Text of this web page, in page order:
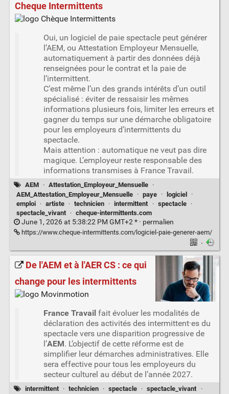
Cheque Intermittents
Oui, un logiciel de paie spectacle peut générer
l’AEM, ou Attestation Employeur Mensuelle,
automatiquement à partir des données déjà
renseignées pour le contrat et la paie de
l’intermittent.
C’est même l’un des grands intérêts d’un outil
spécialisé : éviter de ressaisir les mêmes
informations plusieurs fois, limiter les erreurs et
gagner du temps sur une démarche obligatoire
pour les employeurs d’intermittents du
spectacle.
Mais attention : automatique ne veut pas dire
magique. L’employeur reste responsable des
informations transmises à France Travail.
AEM · Attestation_Employeur_Mensuelle
·
AEM_Attestation_Employeur_Mensuelle
· paye · logiciel ·
emploi
· artiste · technicien · intermittent · spectacle
·
spectacle_vivant
· cheque-intermittents.com
June 1, 2026 at 5:38:22 PM GMT+2 * · permalien
https://www.cheque-intermittents.com/logiciel-paie-generer-aem/
·
De l'AEM et à l'AER CS : ce qui
change pour les intermittents
France Travailfait évoluer les modalités de
déclaration des activités des intermittent·es du
spectacle vers une disparition progressive de
l’AEM. L’objectif de cette réforme est de
simplifier leur démarches administratives. Elle
sera effective pour tous les employeurs du
secteur culturel au début de l’année 2027.
intermittent · technicien · spectacle · spectacle_vivant ·